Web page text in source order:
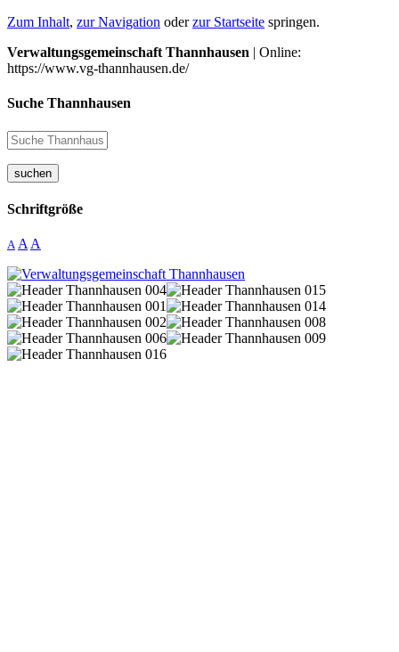
Zum Inhalt, zur Navigation oderzur Startseite springen.
Verwaltungsgemeinschaft Thannhausen | Online:
https://www.vg-thannhausen.de/
Suche Thannhausen
suchen
Schriftgröße
A A A